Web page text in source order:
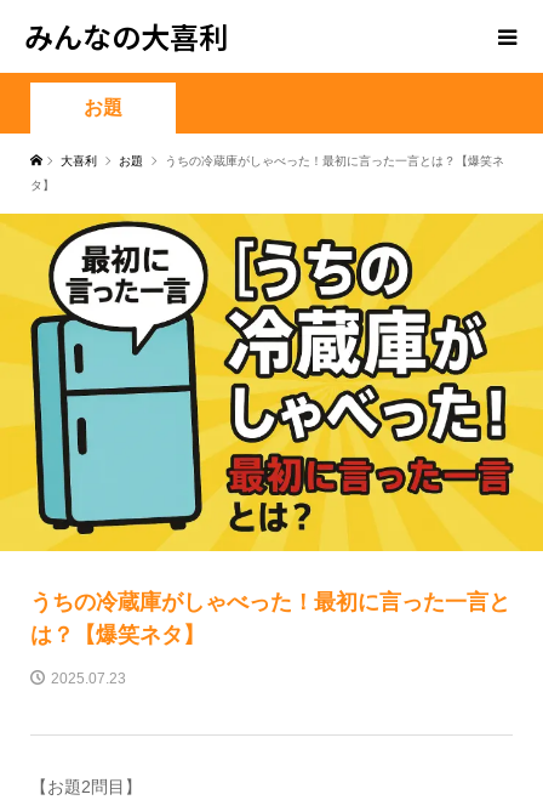
みんなの大喜利
お題
大喜利 お題
うちの冷蔵庫がしゃべった！最初に言った一言とは？【爆笑ネ
タ】
うちの冷蔵庫がしゃべった！最初に言った一言と
は？【爆笑ネタ】
2025.07.23
【お題2問目】